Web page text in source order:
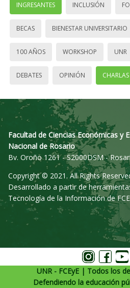
INGRESANTES INCLUSIÓN
BECAS BIENESTAR UNIVERSITARIO
100 AÑOS WORKSHOP UNR
DEBATES OPINIÓN CHARLAS
Facultad de Ciencias Económicas y
Nacional de Rosario
Bv. Oroño 1261 - S2000DSM -
Copyright © 2021. All Rights
Desarrollado a partir de
Tecnología de la Información de
UNR - FCEyE | Todos los
Defendiendo la educación